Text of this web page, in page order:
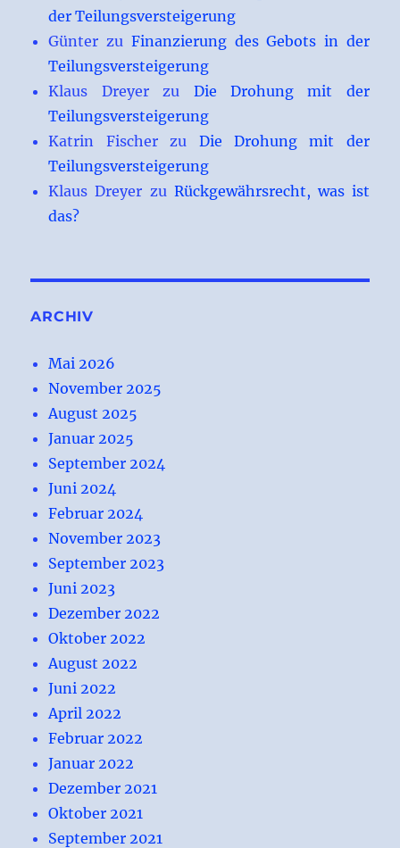
der Teilungsversteigerung
Günter zu Finanzierung des Gebots in der
Teilungsversteigerung
Klaus Dreyerzu Die Drohung mit der
Teilungsversteigerung
Katrin Fischerzu Die Drohung mit der
Teilungsversteigerung
Klaus Dreyer zu Rückgewährsrecht, was ist
das?
ARCHIV
Mai 2026
November 2025
August 2025
Januar 2025
September 2024
Juni 2024
Februar 2024
November 2023
September 2023
Juni 2023
Dezember 2022
Oktober 2022
August 2022
Juni 2022
April 2022
Februar 2022
Januar 2022
Dezember 2021
Oktober 2021
September 2021